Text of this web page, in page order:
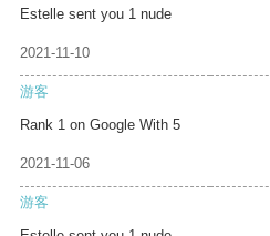
Estelle sent you 1 nude
2021-11-10
游客
Rank 1 on Google With 5
2021-11-06
游客